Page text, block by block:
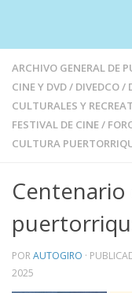
ARCHIVO GENERAL DE
CINE Y DVD/ DIVEDCO/
CULTURALES Y
FESTIVAL DE CINE/
CULTURA
Centenario
PORAUTOGIRO ·
2025